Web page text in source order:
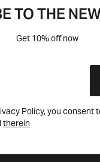
TO THE
Get 10% off now
Policy, you
therein